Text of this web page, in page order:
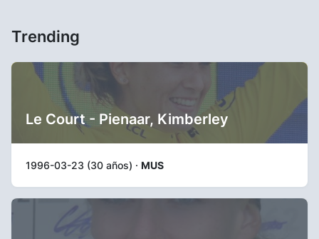
Trending
Le Court - Pienaar, Kimberley
1996-03-23 (30 años) · MUS